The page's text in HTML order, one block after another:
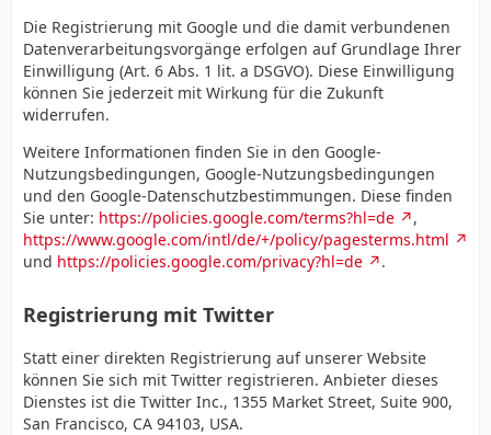
Die Registrierung mit Google und die damit verbundenen
Datenverarbeitungsvorgänge erfolgen auf Grundlage Ihrer
Einwilligung (Art. 6 Abs. 1 lit. a DSGVO). Diese Einwilligung
können Sie jederzeit mit Wirkung für die Zukunft
widerrufen.
Weitere Informationen finden Sie in den Google-
Nutzungsbedingungen, Google-Nutzungsbedingungen
und den Google-Datenschutzbestimmungen. Diese finden
Sie unter: https://policies.google.com/terms?hl=de
,
https://www.google.com/intl/de/+/policy/pagesterms.html
und https://policies.google.com/privacy?hl=de .
Registrierung mit Twitter
Statt einer direkten Registrierung auf unserer Website
können Sie sich mit Twitter registrieren. Anbieter dieses
Dienstes ist die Twitter Inc., 1355 Market Street, Suite 900,
San Francisco, CA 94103, USA.